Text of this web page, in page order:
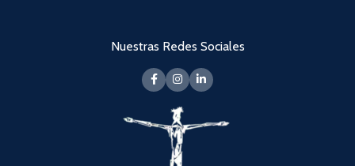
Nuestras Redes Sociales